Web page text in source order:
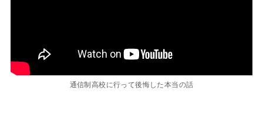
通信制高校に行って後悔した本当の話